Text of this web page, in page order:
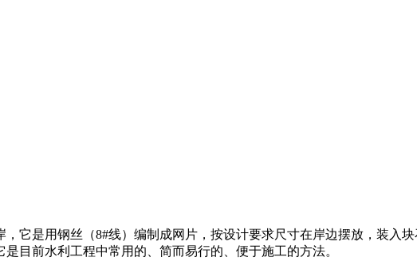
，它是用钢丝（8#线）编制成网片，按设计要求尺寸在岸边摆放，装入
目前水利工程中常用的、简而易行的、便于施工的方法。